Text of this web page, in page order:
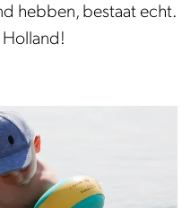
hebben, bestaat echt.
Holland!